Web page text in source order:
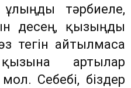
тәрбиеле,
десең, қызыңды
тегін айтылмаса
артылар
Себебі, біздер